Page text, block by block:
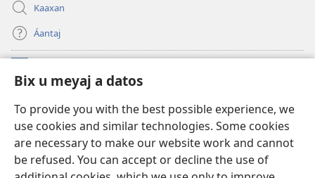
Bix u meyaj a datos
To provide you with the best possible experience, we
use cookies and similar technologies. Some cookies
are necessary to make our website work and cannot
be refused. You can accept or decline the use of
Kaaxan
Áantaj
(opens
new
Biblioteca ich Internet tiʼ le Watchtoweroʼ™
(opens
new
window)JW Hub
(opens
new
window)Aplicación JW Library ®